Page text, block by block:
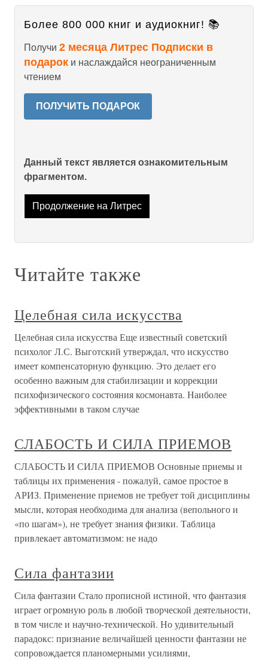
Более 800 000 книг и аудиокниг! 📚
Получи 2 месяца Литрес Подписки в
подарок и наслаждайся неограниченным
чтением
ПОЛУЧИТЬ ПОДАРОК
Данный текст является ознакомительным
фрагментом.
Продолжение на Литрес
Читайте также
Целебная сила искусства
Целебная сила искусства Еще известный советский
психолог Л.С. Выготский утверждал, что искусство
имеет компенсаторную функцию. Это делает его
особенно важным для стабилизации и коррекции
психофизического состояния космонавта. Наиболее
эффективными в таком случае
СЛАБОСТЬ И СИЛА ПРИЕМОВ
СЛАБОСТЬ И СИЛА ПРИЕМОВ Основные приемы и
таблицы их применения - пожалуй, самое простое в
АРИЗ. Применение приемов не требует той дисциплины
мысли, которая необходима для анализа (вепольного и
«по шагам»), не требует знания физики. Таблица
привлекает автоматизмом: не надо
Сила фантазии
Сила фантазии Стало прописной истиной, что фантазия
играет огромную роль в любой творческой деятельности,
в том числе и научно-технической. Но удивительный
парадокс: признание величайшей ценности фантазии не
сопровождается планомерными усилиями,